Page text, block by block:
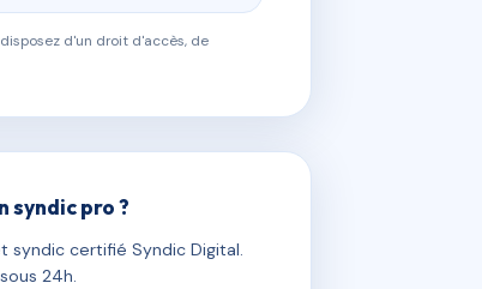
d'un droit d'accès, de
syndic pro ?
syndic certifié Syndic Digital.
24h.